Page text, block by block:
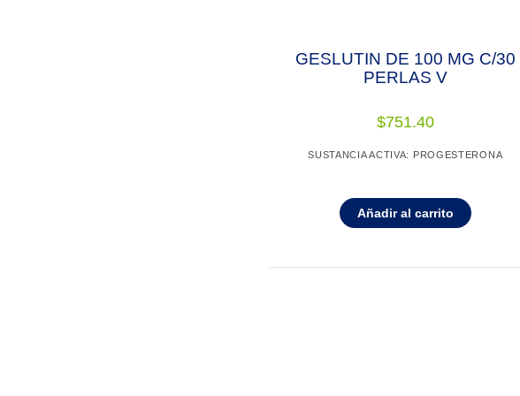
GESLUTIN DE 100 MG C/30
PERLAS V
$751.40
SUSTANCIA ACTIVA: PROGESTERONA
Añadir al carrito